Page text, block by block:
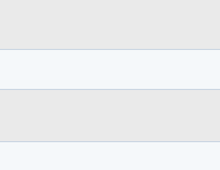
Telhas Galvalume
Zinco Galvanizada
Sanduíche